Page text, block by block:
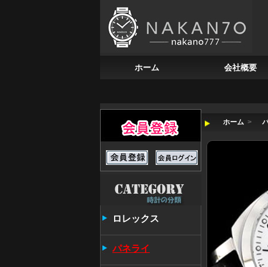
ホーム 会社概要
ロレックス
パネライ
ホーム >